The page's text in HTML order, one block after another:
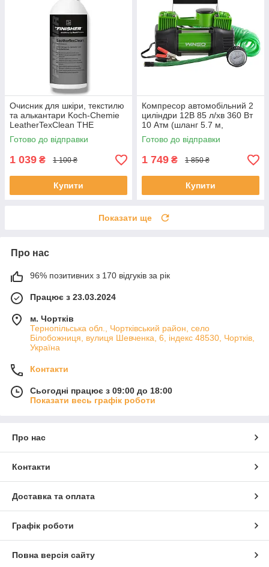
Очисник для шкіри, текстилю
та алькантари Koch-Chemie
LeatherTexClean THE
FINISHER 500 мл
Готово до відправки
1 039 ₴ 1 100 ₴
Купити
Компресор автомобільний 2
циліндри 12В 85 л/хв 360 Вт
10 Атм (шланг 5.7 м,
дефлятор)
Готово до відправки
1 749 ₴ 1 850 ₴
Купити
Показати ще
Про нас
96% позитивних з 170 відгуків за рік
Працює з 23.03.2024
м. Чортків
Тернопільська обл., Чортківський район, село
Білобожниця, вулиця Шевченка, 6, індекс 48530, Чортків,
Україна
Контакти
Сьогодні працює з 09:00 до 18:00
Показати весь графік роботи
Про нас
Контакти
Доставка та оплата
Графік роботи
Повна версія сайту